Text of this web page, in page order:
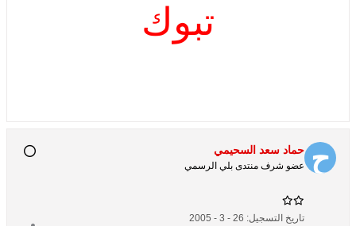
تبوك
حماد سعد السحيمي
عضو شرف منتدى بلي الرسمي
تاريخ التسجيل: 26 - 3 - 2005